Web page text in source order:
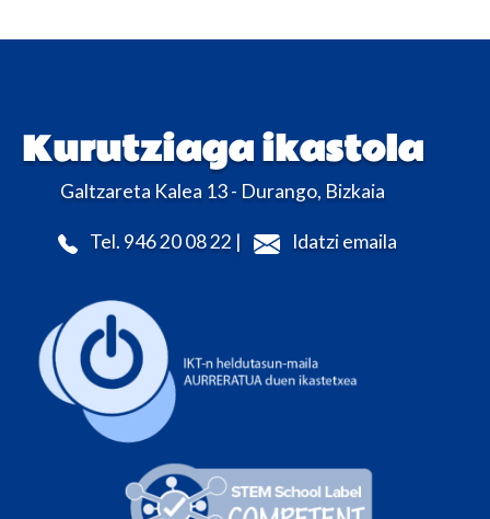
Kurutziaga ikastola
Galtzareta Kalea 13 - Durango, Bizkaia
Tel. 946 20 08 22 | Idatzi emaila